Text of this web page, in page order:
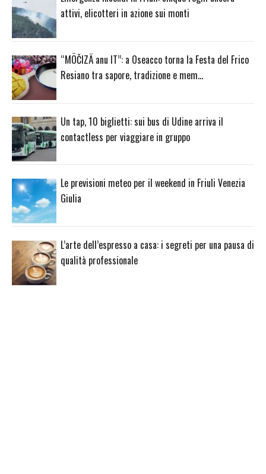
attivi, elicotteri in azione sui monti
“MÖČIZÄ anu IT”: a Oseacco torna la Festa del Frico
Resiano tra sapore, tradizione e mem…
Un tap, 10 biglietti: sui bus di Udine arriva il
contactless per viaggiare in gruppo
Le previsioni meteo per il weekend in Friuli Venezia
Giulia
L’arte dell’espresso a casa: i segreti per una pausa di
qualità professionale